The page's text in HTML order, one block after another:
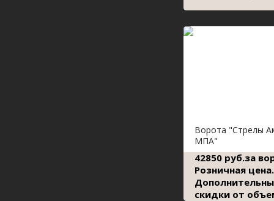
Ворота "Стрелы
МПА"
42850 руб.за
Розничная цена.
скидки от